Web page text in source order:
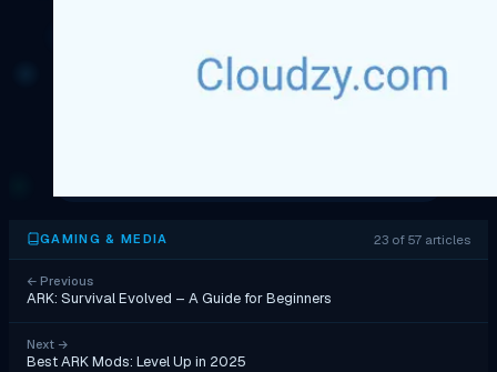
GAMING & MEDIA 23 of 57 articles
← Previous
ARK: Survival Evolved – A Guide for Beginners
Next →
Best ARK Mods: Level Up in 2025